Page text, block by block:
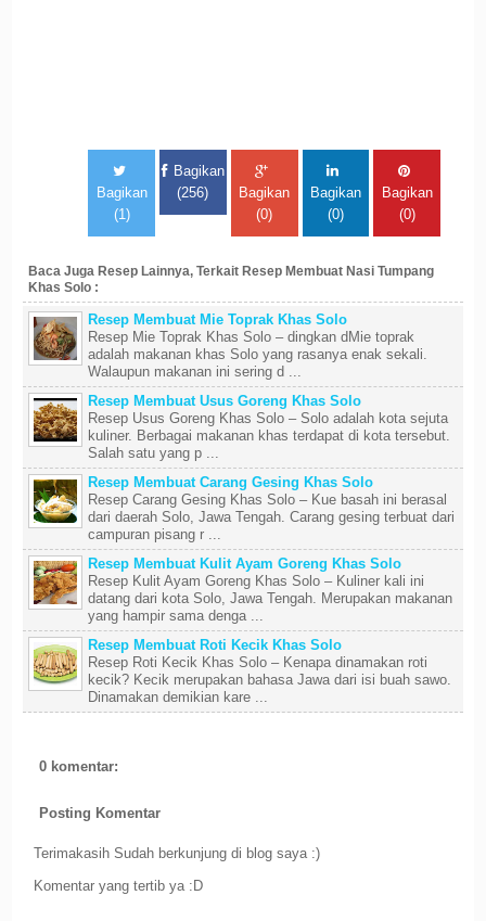
Bagikan
(1)
Bagikan
(256)
Bagikan
(0)
Bagikan
(0)
Bagikan
(0)
Baca Juga Resep Lainnya, Terkait Resep Membuat Nasi Tumpang
Khas Solo :
Resep Membuat Mie Toprak Khas Solo
Resep Mie Toprak Khas Solo – dingkan dMie toprak
adalah makanan khas Solo yang rasanya enak sekali.
Walaupun makanan ini sering d ...
Resep Membuat Usus Goreng Khas Solo
Resep Usus Goreng Khas Solo – Solo adalah kota sejuta
kuliner. Berbagai makanan khas terdapat di kota tersebut.
Salah satu yang p ...
Resep Membuat Carang Gesing Khas Solo
Resep Carang Gesing Khas Solo – Kue basah ini berasal
dari daerah Solo, Jawa Tengah. Carang gesing terbuat dari
campuran pisang r ...
Resep Membuat Kulit Ayam Goreng Khas Solo
Resep Kulit Ayam Goreng Khas Solo – Kuliner kali ini
datang dari kota Solo, Jawa Tengah. Merupakan makanan
yang hampir sama denga ...
Resep Membuat Roti Kecik Khas Solo
Resep Roti Kecik Khas Solo – Kenapa dinamakan roti
kecik? Kecik merupakan bahasa Jawa dari isi buah sawo.
Dinamakan demikian kare ...
0 komentar:
Posting Komentar
Terimakasih Sudah berkunjung di blog saya :)
Komentar yang tertib ya :D